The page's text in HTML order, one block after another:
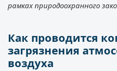
рамках природоохранного
Как проводится
загрязнения
воздуха